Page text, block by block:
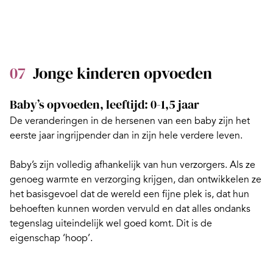
07 Jonge kinderen opvoeden
Baby’s opvoeden, leeftijd: 0-1,5 jaar
De veranderingen in de hersenen van een baby zijn het
eerste jaar ingrijpender dan in zijn hele verdere leven.
Baby’s zijn volledig afhankelijk van hun verzorgers. Als ze
genoeg warmte en verzorging krijgen, dan ontwikkelen ze
het basisgevoel dat de wereld een fijne plek is, dat hun
behoeften kunnen worden vervuld en dat alles ondanks
tegenslag uiteindelijk wel goed komt. Dit is de
eigenschap ‘hoop’.